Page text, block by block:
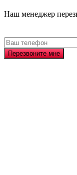
Наш менеджер
Перезвоните мне